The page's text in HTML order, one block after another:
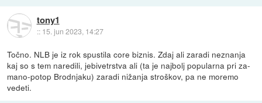
tony1
:: 15. jun 2023, 14:27
Točno. NLB je iz rok spustila core biznis. Zdaj ali zaradi neznanja
kaj so s tem naredili, jebivetrstva ali (ta je najbolj popularna pri za-
mano-potop Brodnjaku) zaradi nižanja stroškov, pa ne moremo
vedeti.